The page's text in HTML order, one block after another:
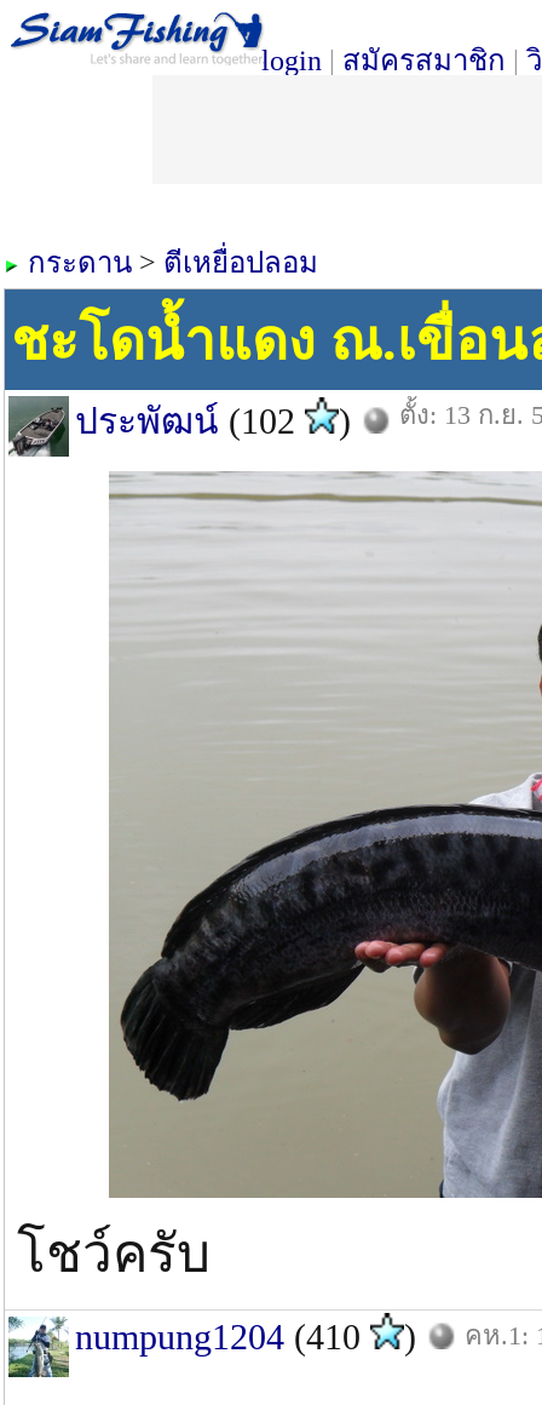
login | สมัครสมาชิก |
กระดาน > ตีเหยื่อปลอม
ชะโดน้ำแดง ณ.เขื่อ
ประพัฒน์ (102 ) ตั้ง: 13 ก.ย.
โชว์ครับ
numpung1204 (410 ) คห.1: